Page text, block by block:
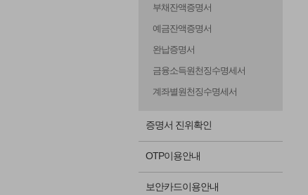
부채잔액증명서
예금잔액증명서
완납증명서
금융소득원천징수명세서
계좌별원천징수명세서
증명서 진위확인
OTP이용안내
보안카드이용안내